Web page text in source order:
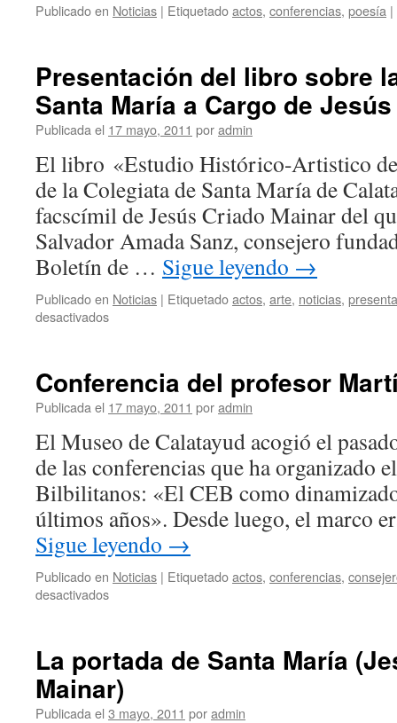
Publicado en Noticias | Etiquetadoactos, conferencias, poesía |
Presentación del libro sobre
Santa María a Cargo de
Publicada el 17 mayo, 2011 poradmin
El libro «Estudio Histórico-Artistico
de la Colegiata de Santa María de
facscímil de Jesús Criado Mainar del
Salvador Amada Sanz, consejero
Boletín de … Sigue leyendo →
Publicado en Noticias | Etiquetadoactos, arte, noticias,
desactivadosen
sobre
la
de
Santa
María
a
Cargo
de
Jesús
Conferencia del profesor
Publicada el 17 mayo, 2011 poradmin
El Museo de Calatayud acogió el
de las conferencias que ha organizado
Bilbilitanos: «El CEB como
últimos años». Desde luego, el marco
Sigue leyendo →
Publicado en Noticias | Etiquetadoactos, conferencias,
desactivadosen
Martín
Bueno
La portada de Santa María
Mainar)
Publicada el 3 mayo, 2011 poradmin